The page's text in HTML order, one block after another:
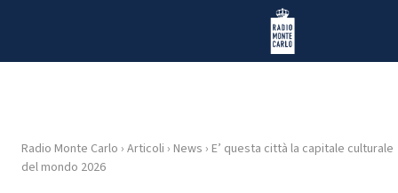
Radio Monte Carlo
HOME
Radio Monte Carlo › Articoli › News › E’ questa città la capitale culturale
del mondo 2026